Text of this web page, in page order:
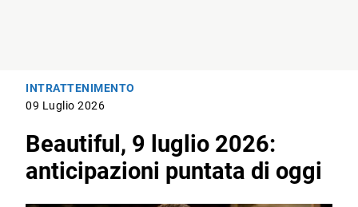
INTRATTENIMENTO
09 Luglio 2026
Beautiful, 9 luglio 2026:
anticipazioni puntata di oggi